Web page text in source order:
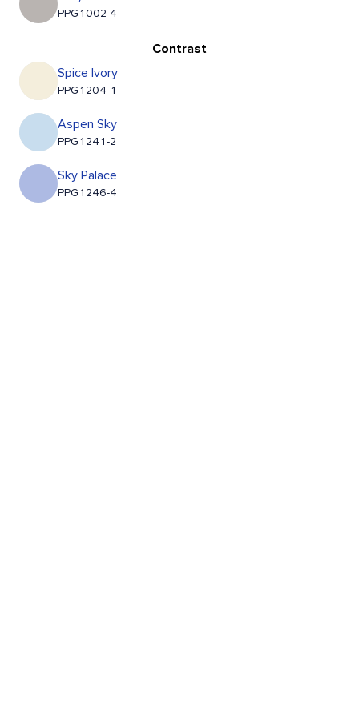
PPG1002-4
Contrast
Spice Ivory
PPG1204-1
Aspen Sky
PPG1241-2
Sky Palace
PPG1246-4